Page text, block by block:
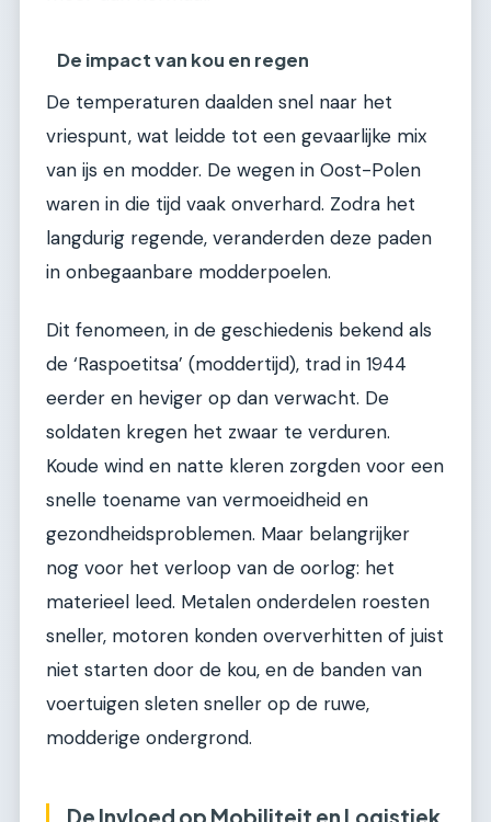
De impact van kou en regen
De temperaturen daalden snel naar het
vriespunt, wat leidde tot een gevaarlijke mix
van ijs en modder. De wegen in Oost-Polen
waren in die tijd vaak onverhard. Zodra het
langdurig regende, veranderden deze paden
in onbegaanbare modderpoelen.
Dit fenomeen, in de geschiedenis bekend als
de ‘Raspoetitsa’ (moddertijd), trad in 1944
eerder en heviger op dan verwacht. De
soldaten kregen het zwaar te verduren.
Koude wind en natte kleren zorgden voor een
snelle toename van vermoeidheid en
gezondheidsproblemen. Maar belangrijker
nog voor het verloop van de oorlog: het
materieel leed. Metalen onderdelen roesten
sneller, motoren konden oververhitten of juist
niet starten door de kou, en de banden van
voertuigen sleten sneller op de ruwe,
modderige ondergrond.
De Invloed op Mobiliteit en Logistiek